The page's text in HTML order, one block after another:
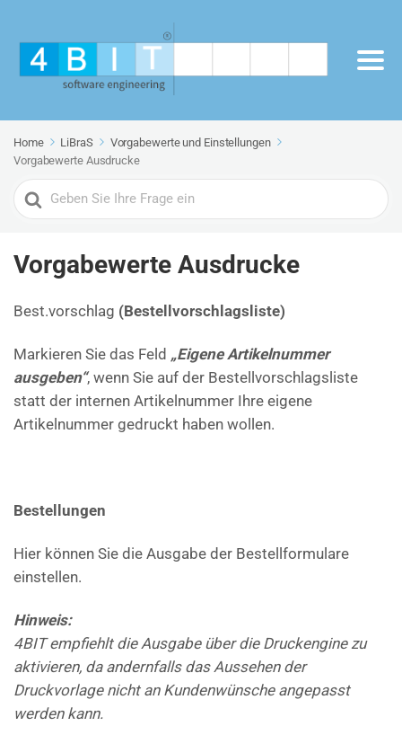
Home LiBraS
Vorgabewerte und Einstellungen
Vorgabewerte Ausdrucke
Search
For
Vorgabewerte Ausdrucke
Best.vorschlag (Bestellvorschlagsliste)
Markieren Sie das Feld „Eigene Artikelnummer
ausgeben“, wenn Sie auf der Bestellvorschlagsliste
statt der internen Artikelnummer Ihre eigene
Artikelnummer gedruckt haben wollen.
Bestellungen
Hier können Sie die Ausgabe der Bestellformulare
einstellen.
Hinweis:
4BIT empfiehlt die Ausgabe über die Druckengine zu
aktivieren, da andernfalls das Aussehen der
Druckvorlage nicht an Kundenwünsche angepasst
werden kann.